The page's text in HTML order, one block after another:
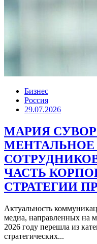
Бизнес
Россия
29.07.2026
МАРИЯ
МЕНТАЛЬНОЕ
ЧАСТЬ
СТРАТЕГИИ
Актуальность
медиа, направленных на
2026 году перешла из
стратегических...